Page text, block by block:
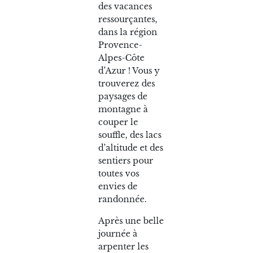
des vacances
ressourçantes,
dans la région
Provence-
Alpes-Côte
d’Azur ! Vous y
trouverez des
paysages de
montagne à
couper le
souffle, des lacs
d’altitude et des
sentiers pour
toutes vos
envies de
randonnée.
Après une belle
journée à
arpenter les